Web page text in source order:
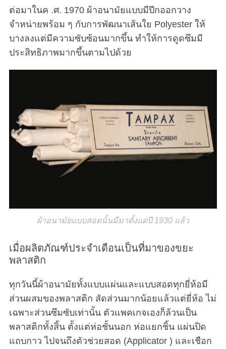
ต่อมาในค .ศ. 1970 ผ้าอนามัยแบบมีปีกออกวาง
จำหน่ายพร้อม ๆ กับการพัฒนาเส้นใย Polyester ให้
บางลงแต่มีความซับซ้อนมากขึ้น ทำให้การดูดซึมมี
ประสิทธิภาพมากขึ้นตามไปด้วย
ผ้าอนามัยแบบสอดนั้นมีมาตั้งแต่ปี 1930 แล้ว
เมื่อผลิตภัณฑ์ประจำเดือนเป็นที่มาของขยะ
พลาสติก
ทุกวันนี้ผ้าอนามัยทั้งแบบแผ่นและแบบสอดทุกยี่ห้อมี
ส่วนผสมของพลาสติก สัดส่วนมากน้อยแล้วแต่ยี่ห้อ ไม่
เฉพาะส่วนซึมซับเท่านั้น ตัวแพคเกจเองก็ล้วนเป็น
พลาสติกทั้งสิ้น ตั้งแต่ห่อชั้นนอก ห่อแยกชิ้น แผ่นปิด
แถบกาว ไปจนถึงตัวช่วยสอด (Applicator ) และเชือก